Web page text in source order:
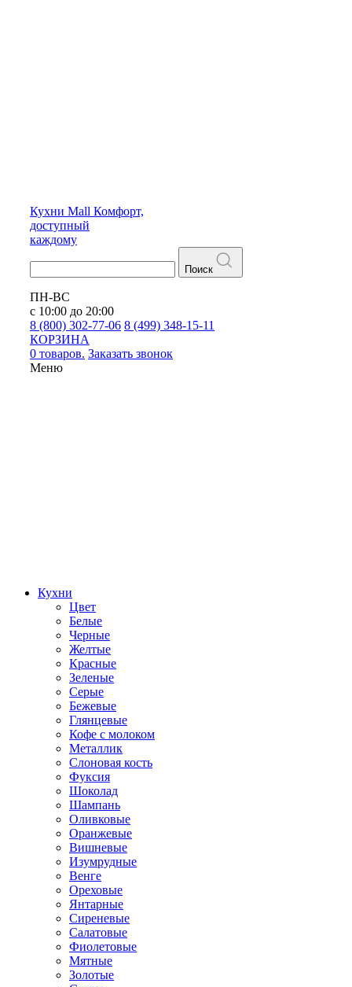
Кухни Mall Комфорт,
доступный
каждому
Поиск
ПН-ВС
с 10:00 до 20:00
8 (800) 302-77-06 8 (499) 348-15-11
КОРЗИНА
0 товаров. Заказать звонок
Меню
Кухни
Цвет
Белые
Черные
Желтые
Красные
Зеленые
Серые
Бежевые
Глянцевые
Кофе с молоком
Металлик
Слоновая кость
Фуксия
Шоколад
Шампань
Оливковые
Оранжевые
Вишневые
Изумрудные
Венге
Ореховые
Янтарные
Сиреневые
Салатовые
Фиолетовые
Мятные
Золотые